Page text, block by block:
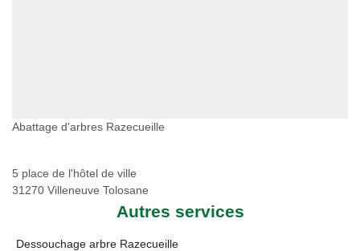
Abattage d'arbres Razecueille
5 place de l'hôtel de ville
31270 Villeneuve Tolosane
Autres services
Dessouchage arbre Razecueille